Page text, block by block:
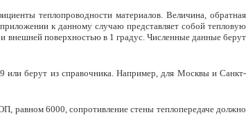
теплопроводности материалов. Величина, обратная
к данному случаю представляет собой тепловую
поверхностью в 1 градус. Численные данные берут
или берут из справочника. Например, для Москвы и Санкт-
равном 6000, сопротивление стены теплопередаче должно